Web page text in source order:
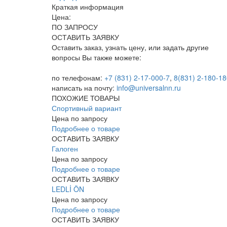
Краткая информация
Цена:
ПО ЗАПРОСУ
ОСТАВИТЬ ЗАЯВКУ
Оставить заказ, узнать цену, или задать другие
вопросы Вы также можете:
по телефонам: +7 (831) 2-17-000-7, 8(831) 2-180-
написать на почту: info@universalnn.ru
ПОХОЖИЕ ТОВАРЫ
Спортивный вариант
Цена по запросу
Подробнее о товаре
ОСТАВИТЬ ЗАЯВКУ
Галоген
Цена по запросу
Подробнее о товаре
ОСТАВИТЬ ЗАЯВКУ
LEDLİ ÖN
Цена по запросу
Подробнее о товаре
ОСТАВИТЬ ЗАЯВКУ